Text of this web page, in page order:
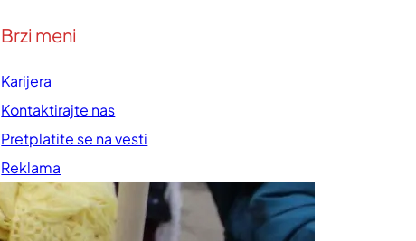
Brzi meni
Karijera
Kontaktirajte nas
Pretplatite se na vesti
Reklama
Urednička politika
Pravila korišćenja